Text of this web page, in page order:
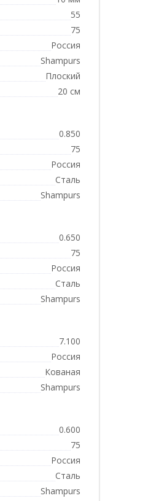
55
75
Россия
Shampurs
Плоский
20 см
0.850
75
Россия
Сталь
Shampurs
0.650
75
Россия
Сталь
Shampurs
7.100
Россия
Кованая
Shampurs
0.600
75
Россия
Сталь
Shampurs